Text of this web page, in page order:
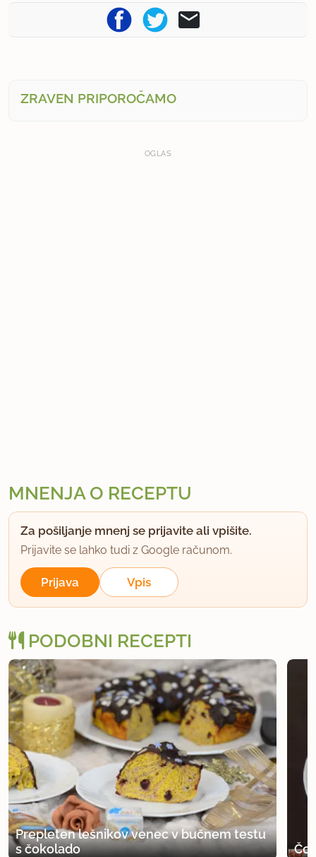
ZRAVEN PRIPOROČAMO
OGLAS
MNENJA O RECEPTU
Za pošiljanje mnenj se prijavite ali vpišite.
Prijavite se lahko tudi z Google računom.
Prijava Vpis
PODOBNI RECEPTI
Prepleten lešnikov venec v bučnem testu
s čokolado